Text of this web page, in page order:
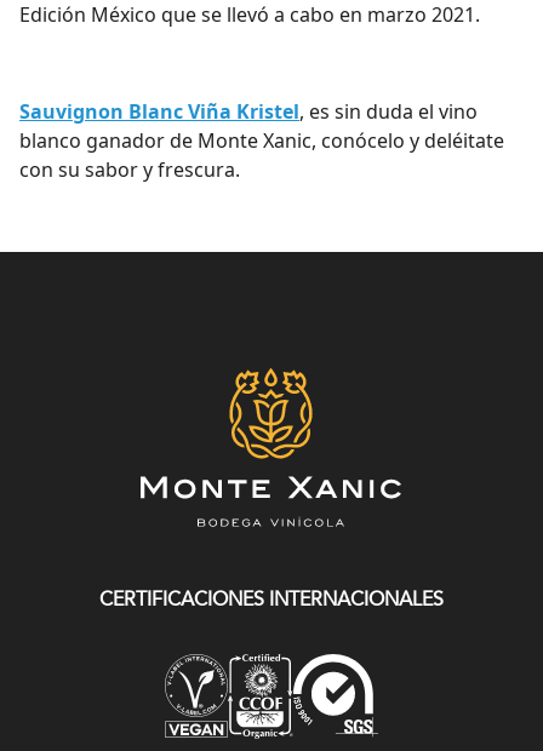
Edición México que se llevó a cabo en marzo 2021.
Sauvignon Blanc Viña Kristel, es sin duda el vino
blanco ganador de Monte Xanic, conócelo y deléitate
con su sabor y frescura.
CERTIFICACIONES INTERNACIONALES